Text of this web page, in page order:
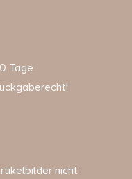
Tage
nicht